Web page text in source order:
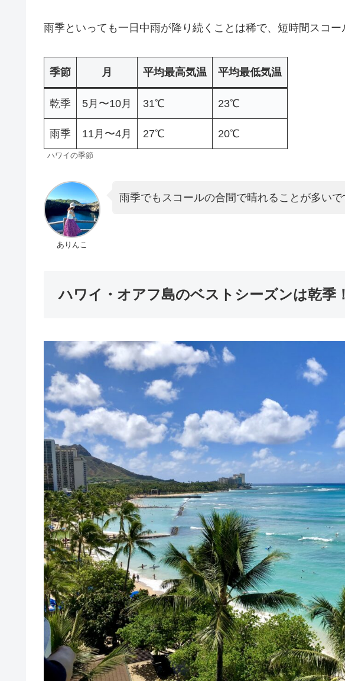
雨季といっても一日中雨が降り続くことは稀で、短時間スコー
季節 月 平均最高気温 平均最低気温
乾季 5月〜10月 31℃ 23℃
雨季 11月〜4月 27℃ 20℃
ハワイの季節
ありんこ
雨季でもスコールの合間で晴れることが多いで
ハワイ・オアフ島のベストシーズンは乾季！